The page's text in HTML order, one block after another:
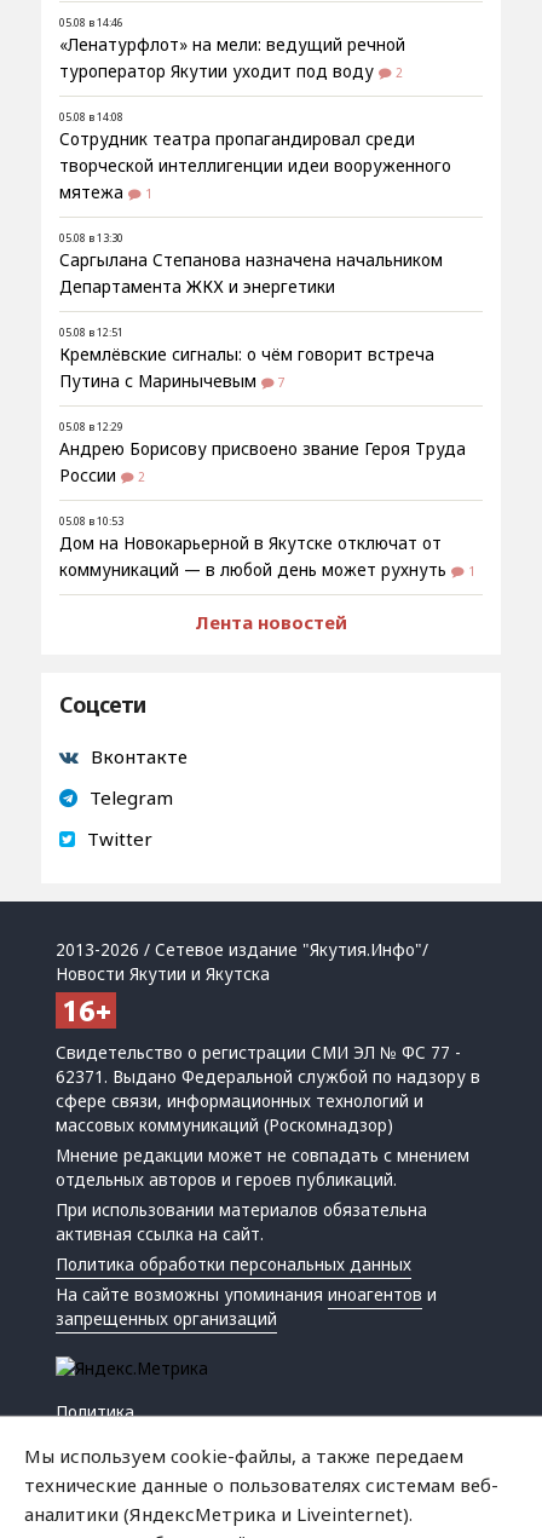
05.08 в 14:46
«Ленатурфлот» на мели: ведущий речной
туроператор Якутии уходит под воду
2
05.08 в 14:08
Сотрудник театра пропагандировал среди
творческой интеллигенции идеи вооруженного
мятежа
1
05.08 в 13:30
Саргылана Степанова назначена начальником
Департамента ЖКХ и энергетики
05.08 в 12:51
Кремлёвские сигналы: о чём говорит встреча
Путина с Маринычевым
7
05.08 в 12:29
Андрею Борисову присвоено звание Героя Труда
России
2
05.08 в 10:53
Дом на Новокарьерной в Якутске отключат от
коммуникаций — в любой день может рухнуть
1
Лента новостей
Соцсети
Вконтакте
Telegram
Twitter
2013-2026 / Сетевое издание "Якутия.Инфо"/
Новости Якутии и Якутска
Свидетельство о регистрации СМИ ЭЛ № ФС 77 -
62371. Выдано Федеральной службой по надзору в
сфере связи, информационных технологий и
массовых коммуникаций (Роскомнадзор)
Мнение редакции может не совпадать с мнением
отдельных авторов и героев публикаций.
При использовании материалов обязательна
активная ссылка на сайт.
Политика обработки персональных данных
На сайте возможны упоминанияиноагентов и
запрещенных организаций
Политика
Мы используем cookie-файлы, а также передаем
технические данные о пользователях системам веб-
аналитики (ЯндексМетрика и Liveinternet).